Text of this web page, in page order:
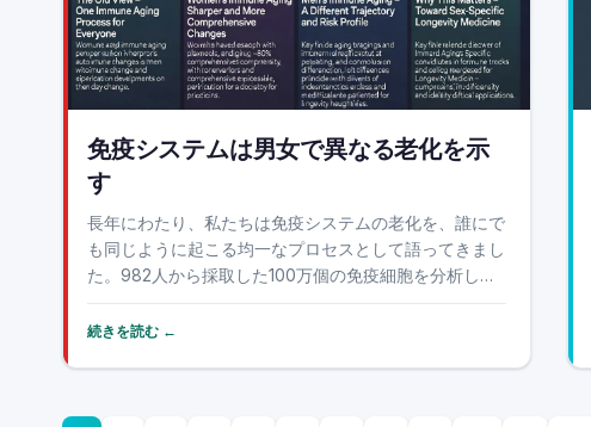
免疫システムは男女で異なる老化を示
す
長年にわたり、私たちは免疫システムの老化を、誰にで
も同じように起こる均一なプロセスとして語ってきまし
た。982人から採取した100万個の免疫細胞を分析し
た、特に大規模な新たな研究が、この前提を覆します。
免疫システムは男女で異なる老化を示します。女性では
続きを読む ←